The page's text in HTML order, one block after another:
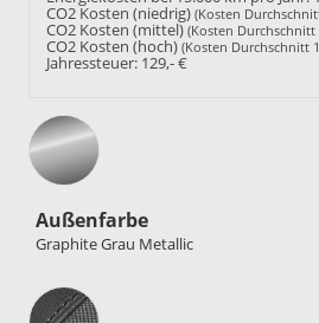
CO2 Kosten (niedrig) (Kosten
CO2 Kosten (mittel) (Kosten Durchschnitt
CO2 Kosten (hoch) (Kosten Durchschnitt
Jahressteuer: 129,- €
Außenfarbe
Graphite Grau Metallic
Innenausstattung